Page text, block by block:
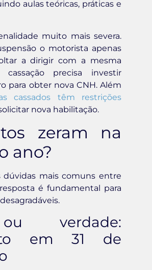
aulas teóricas, práticas e
muito mais severa.
o motorista apenas
a dirigir com a mesma
cassação precisa investir
para obter nova CNH. Além
cassados têm restrições
nova habilitação.
zeram na
ano?
dúvidas mais comuns entre
é fundamental para
verdade:
em 31 de